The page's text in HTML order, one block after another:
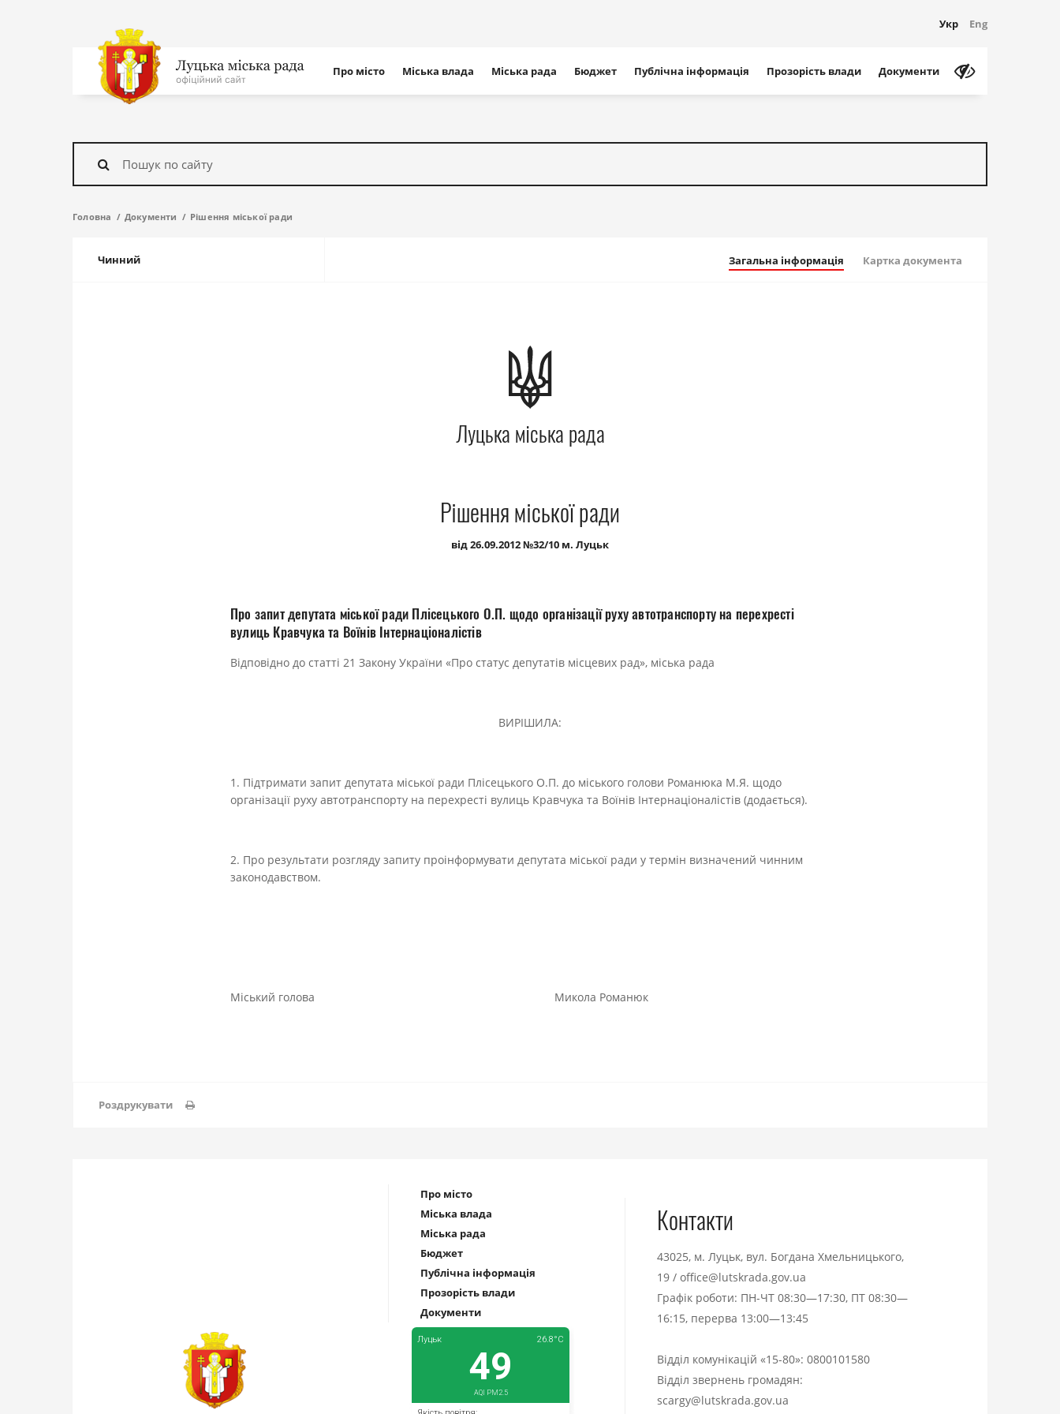
Укр Eng
На
головну
сайту
Про місто Міська влада Міська рада Бюджет Публічна інформація Прозорість влади Документи
Знайти
Головна Документи Рішення міської ради
Чинний Загальна інформація Картка документа
Луцька міська рада
Рішення міської ради
від 26.09.2012 №32/10 м. Луцьк
Про запит депутата міської ради Плісецького О.П. щодо організації руху автотранспорту на перехресті
вулиць Кравчука та Воїнів Інтернаціоналістів
Відповідно до статті 21 Закону України «Про статус депутатів місцевих рад», міська рада
ВИРІШИЛА:
1. Підтримати запит депутата міської ради Плісецького О.П. до міського голови Романюка М.Я. щодо
організації руху автотранспорту на перехресті вулиць Кравчука та Воїнів Інтернаціоналістів (додається).
2. Про результати розгляду запиту проінформувати депутата міської ради у термін визначений чинним
законодавством.
Міський голова Микола Романюк
Роздрукувати
Про місто
Міська влада
Міська рада
Бюджет
Публічна інформація
Прозорість влади
Документи
Контакти
43025, м. Луцьк, вул. Богдана Хмельницького,
19 / office@lutskrada.gov.ua
Графік роботи: ПН-ЧТ 08:30—17:30, ПТ 08:30—
16:15, перерва 13:00—13:45
Відділ комунікацій «15-80»: 0800101580
Відділ звернень громадян:
scargy@lutskrada.gov.ua